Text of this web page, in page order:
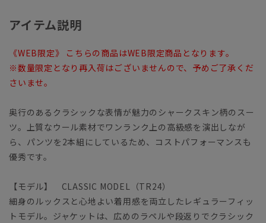
アイテム説明
《WEB限定》 こちらの商品はWEB限定商品となります。
※数量限定となり再入荷はございませんので、予めご了承くだ
さいませ。
奥行のあるクラシックな表情が魅力のシャークスキン柄のスー
ツ。上質なウール素材でワンランク上の高級感を演出しなが
ら、パンツを2本組にしているため、コストパフォーマンスも
優秀です。
【モデル】 CLASSIC MODEL（TR24）
細身のルックスと心地よい着用感を両立したレギュラーフィッ
トモデル。ジャケットは、広めのラペルや段返りでクラシック